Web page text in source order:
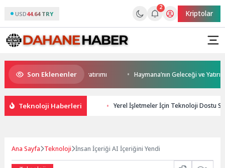
USD44.64 TRY
2
Kriptolar
Son Eklenenler
modern ulaşım yatırımı Haymana’nın Geleceği ve Yatırım
Teknoloji Haberleri Yerel İşletmeler İçin Teknoloji Dostu
Ana Sayfa Teknoloji İnsan İçeriği AI İçeriğini Yendi